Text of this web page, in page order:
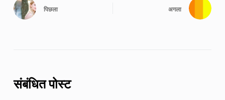
पिछला अगला
संबंधित पोस्ट